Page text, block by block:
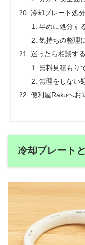
冷却プレート処
早めに処分す
気持ちの整理
迷ったら相談す
無料見積もり
無理をしない
便利屋Rakuへお
冷却プレート